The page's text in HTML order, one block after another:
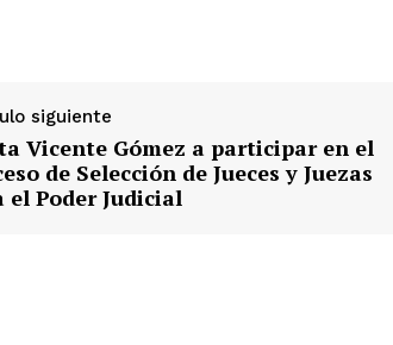
siguiente
Vicente Gómez a participar en el
de Selección de Jueces y Juezas
el Poder Judicial